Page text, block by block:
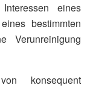
eines
bestimmten
Verunreinigung
konsequent